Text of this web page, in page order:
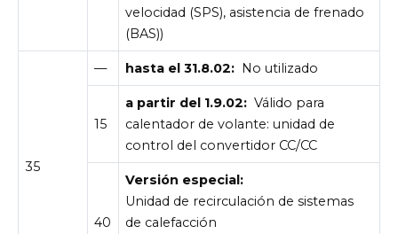
velocidad (SPS), asistencia de frenado
(BAS))
35
— hasta el 31.8.02: No utilizado
15
a partir del 1.9.02: Válido para
calentador de volante: unidad de
control del convertidor CC/CC
40
Versión especial:
Unidad de recirculación de sistemas
de calefacción